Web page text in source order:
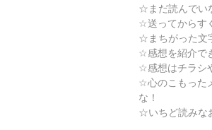
☆まだ読んでい
☆送ってからす
☆まちがった文
☆感想を紹介で
☆感想はチラシ
☆心のこもった
な！
☆いちど読みな